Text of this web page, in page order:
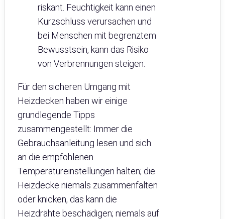
riskant. Feuchtigkeit kann einen
Kurzschluss verursachen und
bei Menschen mit begrenztem
Bewusstsein, kann das Risiko
von Verbrennungen steigen.
Für den sicheren Umgang mit
Heizdecken haben wir einige
grundlegende Tipps
zusammengestellt: Immer die
Gebrauchsanleitung lesen und sich
an die empfohlenen
Temperatureinstellungen halten; die
Heizdecke niemals zusammenfalten
oder knicken, das kann die
Heizdrähte beschädigen; niemals auf